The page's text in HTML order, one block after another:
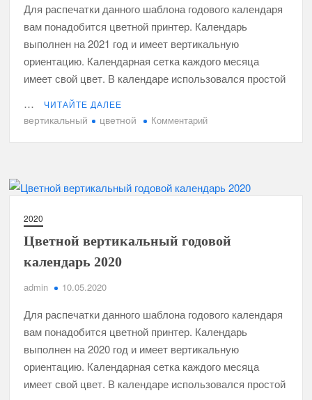
Для распечатки данного шаблона годового календаря
вам понадобится цветной принтер. Календарь
выполнен на 2021 год и имеет вертикальную
ориентацию. Календарная сетка каждого месяца
имеет свой цвет. В календаре использовался простой
…
ЧИТАЙТЕ ДАЛЕЕ
вертикальный цветной Комментарийк
2021
2020
Цветной вертикальный годовой
календарь 2020
admin 10.05.2020
Для распечатки данного шаблона годового календаря
вам понадобится цветной принтер. Календарь
выполнен на 2020 год и имеет вертикальную
ориентацию. Календарная сетка каждого месяца
имеет свой цвет. В календаре использовался простой